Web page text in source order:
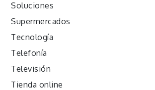
Soluciones
Supermercados
Tecnología
Telefonía
Televisión
Tienda online